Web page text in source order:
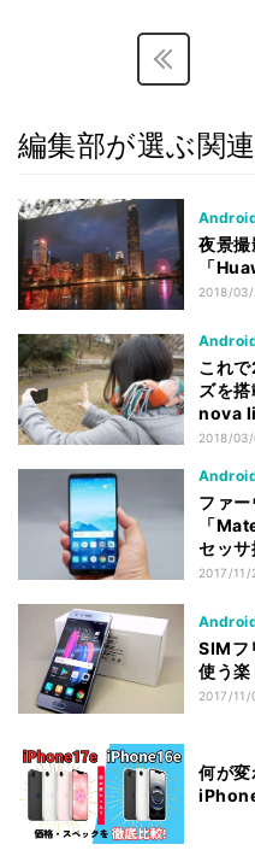
編集部が選ぶ関
夜景
「
2018/03/
これ
ズを
nova
2018/
ファ
「
セッ
2017/11/
SIMフ
使う楽
2017/11/
何が